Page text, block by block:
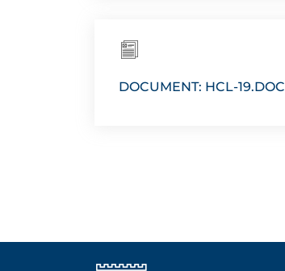
DOCUMENT: HCL-19.DOC